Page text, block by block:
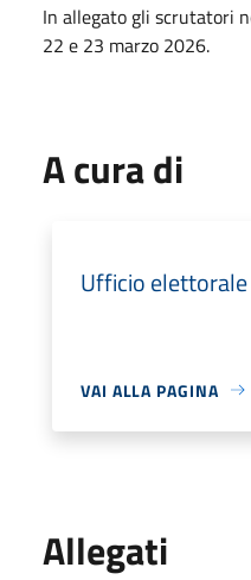
In allegato gli scrutatori
22 e 23 marzo 2026.
A cura di
Ufficio elettorale
VAI ALLA PAGINA
Allegati